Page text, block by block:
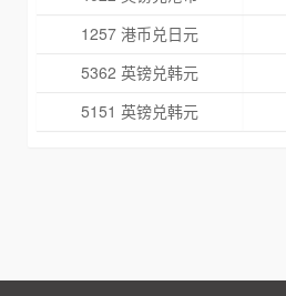
1257 港币兑日元
5362 英镑兑韩元
5151 英镑兑韩元